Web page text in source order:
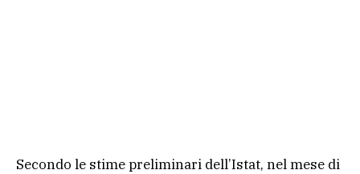
Secondo le stime preliminari dell’Istat, nel mese di